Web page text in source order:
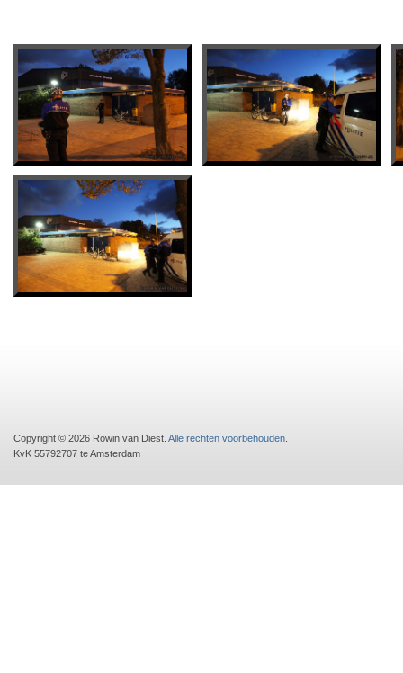
Copyright © 2026 Rowin van Diest. Alle rechten voorbehouden
KvK 55792707 te Amsterdam